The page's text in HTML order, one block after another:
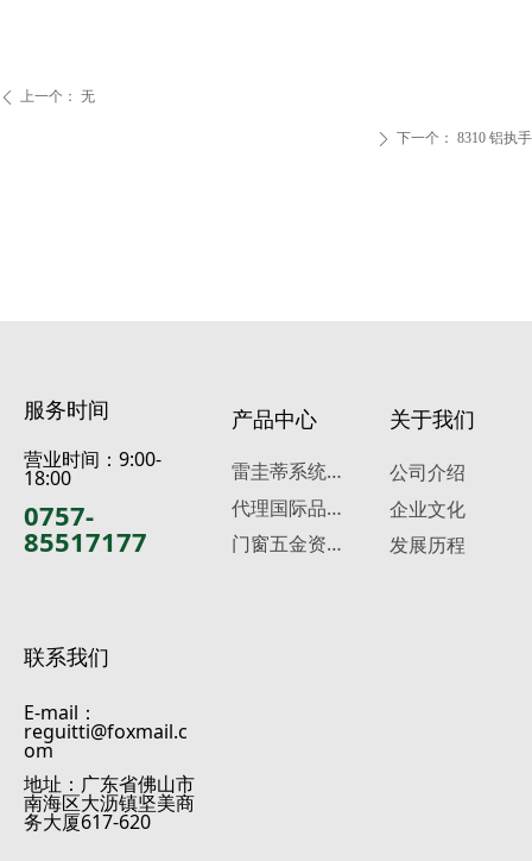
ꄴ 上一个： 无
ꄲ 下一个： 8310 铝执手
服务时间
营业时间：9:00-
18:00
0757-
85517177
E-mail：
reguitti@foxmail.c
om
地址：广东省佛山市
南海区大沥镇坚美商
务大厦617-620
联系我们
雷
圭蒂系统门窗五金
代
理国际品牌五金
门
窗五金资料下载
产品中心
公司介绍
企业文化
发展历程
关于我们